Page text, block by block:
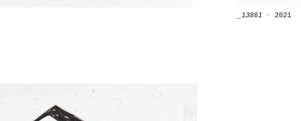
_13861 ∙ 2021